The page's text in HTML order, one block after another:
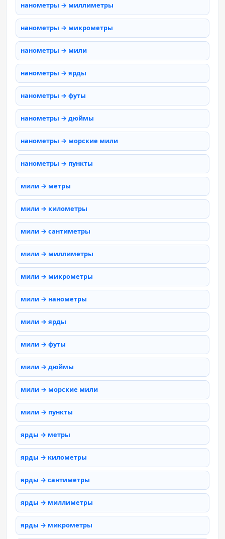
нанометры → миллиметры
нанометры → микрометры
нанометры → мили
нанометры → ярды
нанометры → футы
нанометры → дюймы
нанометры → морские мили
нанометры → пункты
мили → метры
мили → километры
мили → сантиметры
мили → миллиметры
мили → микрометры
мили → нанометры
мили → ярды
мили → футы
мили → дюймы
мили → морские мили
мили → пункты
ярды → метры
ярды → километры
ярды → сантиметры
ярды → миллиметры
ярды → микрометры